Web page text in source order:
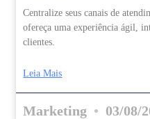
Centralize seus canais de
ofereça uma experiência ágil,
clientes.
Leia Mais
Marketing 03/08/